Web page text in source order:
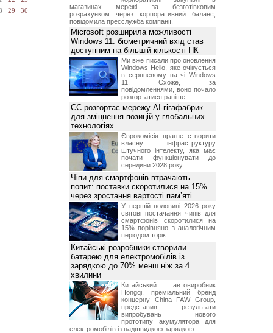
29 30
магазинах мережі за безготівковим
розрахунком через корпоративний баланс,
повідомила пресслужба компанії.
Microsoft розширила можливості
Windows 11: біометричний вхід став
доступним на більшій кількості ПК
Ми вже писали про оновлення
Windows Hello, яке очікується
в серпневому патчі Windows
11. Схоже, за
повідомленнями, воно почало
розгортатися раніше.
ЄС розгортає мережу AI-гігафабрик
для зміцнення позицій у глобальних
технологіях
Єврокомісія прагне створити
власну інфраструктуру
штучного інтелекту, яка має
почати функціонувати до
середини 2028 року
Чіпи для смартфонів втрачають
попит: поставки скоротилися на 15%
через зростання вартості пам’яті
У першій половині 2026 року
світові постачання чипів для
смартфонів скоротилися на
15% порівняно з аналогічним
періодом торік.
Китайські розробники створили
батарею для електромобілів із
зарядкою до 70% менш ніж за 4
хвилини
Китайський автовиробник
Hongqi, преміальний бренд
концерну China FAW Group,
представив результати
випробувань нового
прототипу акумулятора для
електромобілів із надшвидкою зарядкою.